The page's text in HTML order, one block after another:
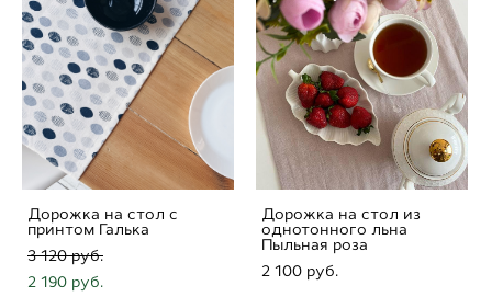
Дорожка на стол с
принтом Галька
3 120 pуб.
2 190 pуб.
Дорожка на стол из
однотонного льна
Пыльная роза
2 100 pуб.